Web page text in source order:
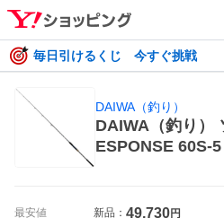
毎日引けるくじ 今すぐ挑戦
DAIWA（釣り）
DAIWA（釣り）
ESPONSE 60S-
最安値 新品： 49,730円